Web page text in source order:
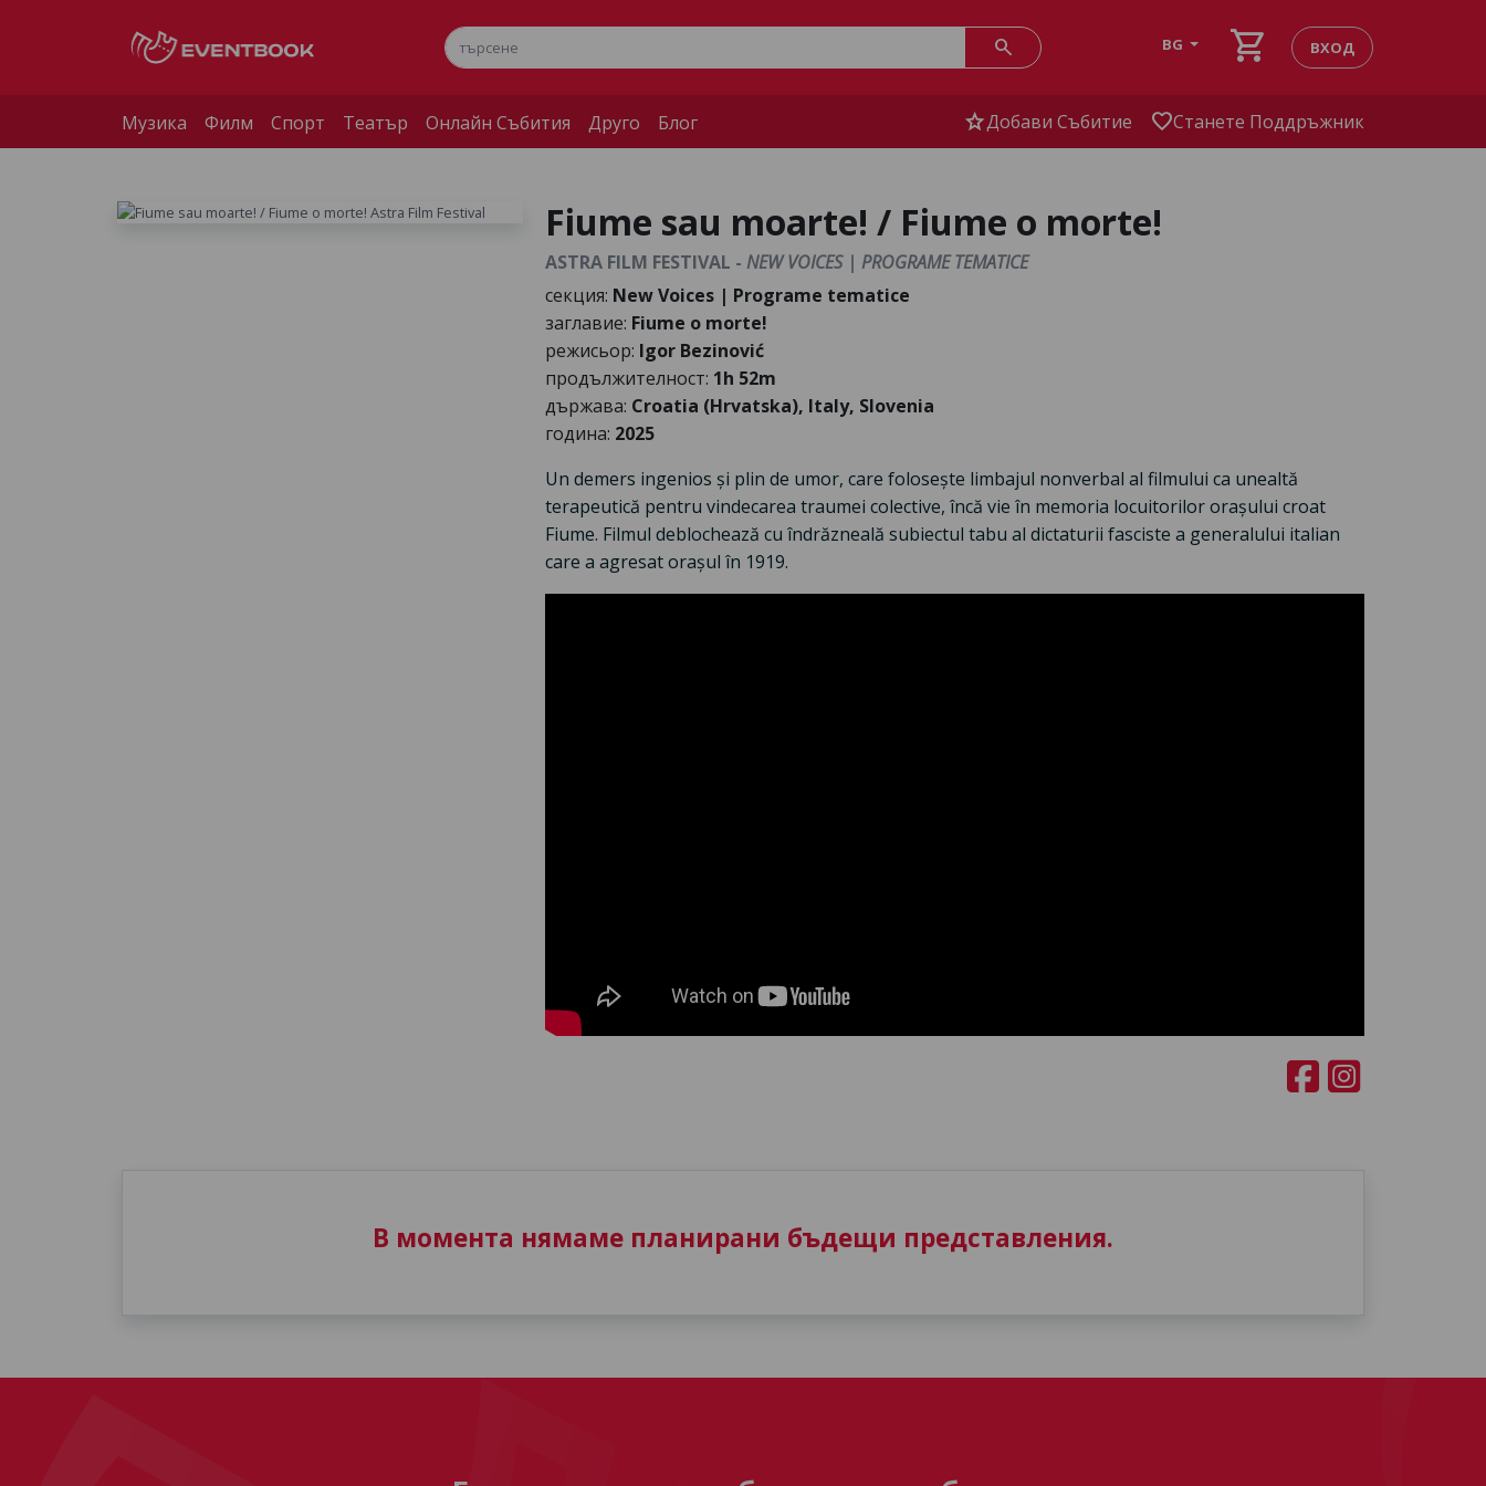
search BG shopping_cart ВХОД
Музика Филм Спорт Театър Онлайн Събития Друго Блог starДобави Събитие favoriteСтанете Поддръжник
Fiume sau moarte! / Fiume o morte!
ASTRA FILM FESTIVAL - NEW VOICES | PROGRAME TEMATICE
секция: New Voices | Programe tematice
заглавие: Fiume o morte!
режисьор: Igor Bezinović
продължителност: 1h 52m
държава: Croatia (Hrvatska), Italy, Slovenia
година: 2025
Un demers ingenios și plin de umor, care folosește limbajul nonverbal al filmului ca unealtă
terapeutică pentru vindecarea traumei colective, încă vie în memoria locuitorilor orașului croat
Fiume. Filmul deblochează cu îndrăzneală subiectul tabu al dictaturii fasciste a generalului italian
care a agresat orașul în 1919.
В момента нямаме планирани бъдещи представления.